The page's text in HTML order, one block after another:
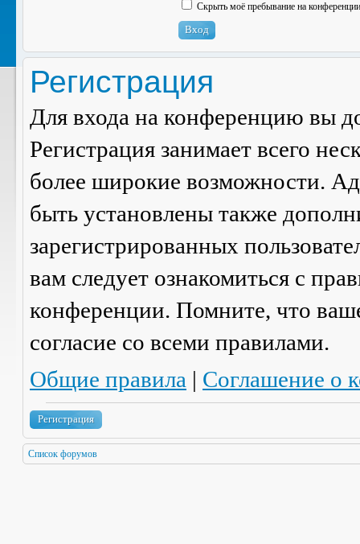
Скрыть моё пребывание на
Регистрация
Для входа на конференцию вы
Регистрация занимает всего
более широкие возможности.
быть установлены также
зарегистрированных
вам следует ознакомиться с
конференции. Помните, что
согласие со всеми правилами.
Общие правила | Соглашение о
Регистрация
Список форумов